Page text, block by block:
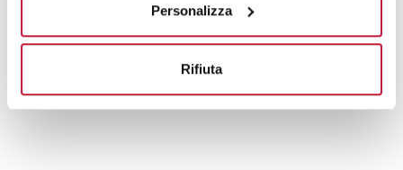
Personalizza
Rifiuta